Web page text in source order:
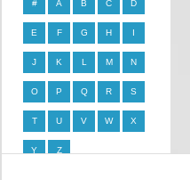
# A B C D
E F G H I
J K L M N
O P Q R S
T U V W X
Y Z